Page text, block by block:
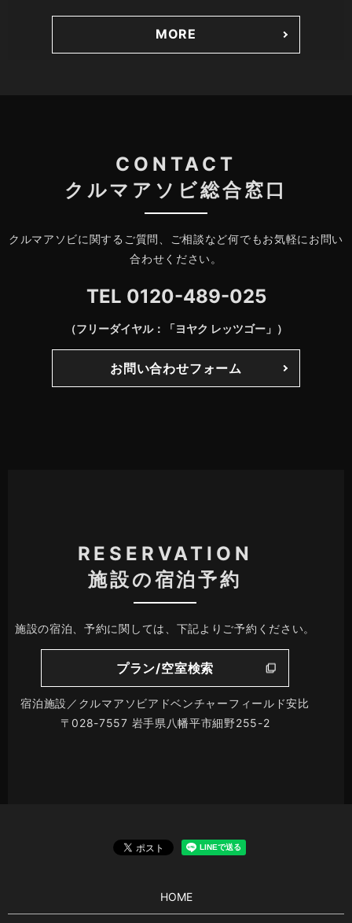
MORE
CONTACT
クルマアソビ総合窓口
クルマアソビに関するご質問、ご相談など何でもお気軽にお問い
合わせください。
TEL 0120-489-025
（フリーダイヤル：「ヨヤク レッツゴー」）
お問い合わせフォーム
RESERVATION
施設の宿泊予約
施設の宿泊、予約に関しては、下記よりご予約ください。
プラン/空室検索
宿泊施設／クルマアソビアドベンチャーフィールド安比
〒028-7557 岩手県八幡平市細野255-2
HOME